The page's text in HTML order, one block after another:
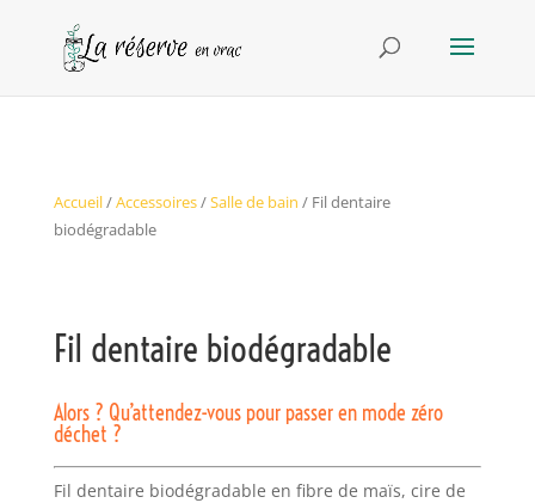
Accueil/Accessoires/Salle de bain / Fil dentaire
biodégradable
Fil dentaire biodégradable
Alors ? Qu’attendez-vous pour passer en mode zéro
déchet ?
Fil dentaire biodégradable en fibre de maïs, cire de